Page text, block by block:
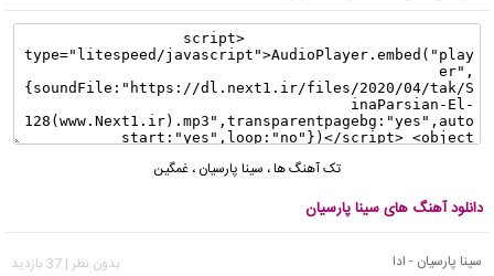
تک آهنگ ها، سینا پارسیان ، غمگین
دانلود آهنگ های سینا پارسیان
سینا پارسیان - ادا
بدون نظر | 37 بازدید